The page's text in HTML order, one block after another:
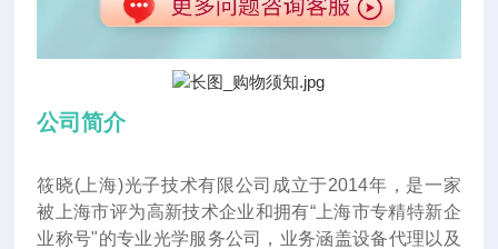
公司简介
筱晓(上海)光子技术有限公司成立于2014年 ， 是一家
被上海市评为高新技术企业和拥有“上海市专精特新企
业称号"的专业光学服务公司，业务涵盖设备代理以及